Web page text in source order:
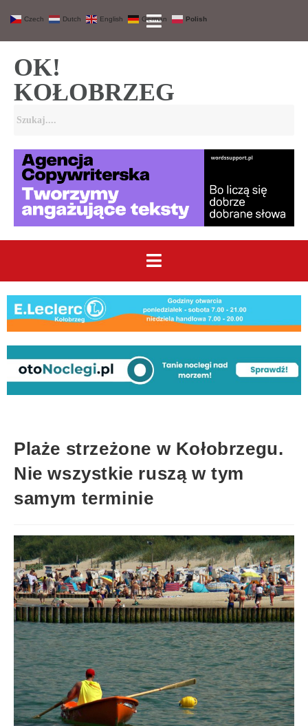
OK!
KOŁOBRZEG
Plaże strzeżone w Kołobrzegu.
Nie wszystkie ruszą w tym
samym terminie
Czech Dutch English German Polish